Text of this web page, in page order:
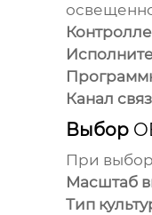
Канал
Выбор
При
Масштаб
Тип